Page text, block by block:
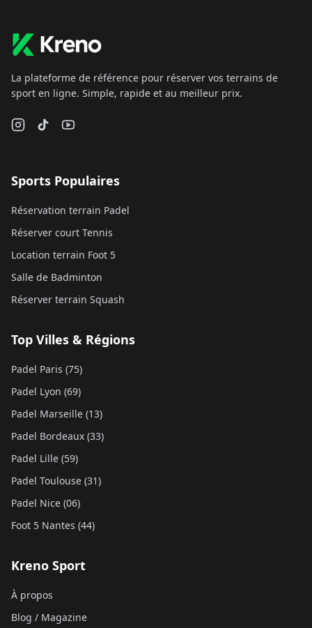
La plateforme de référence pour réserver vos terrains de
sport en ligne. Simple, rapide et au meilleur prix.
Sports Populaires
Réservation terrain Padel
Réserver court Tennis
Location terrain Foot 5
Salle de Badminton
Réserver terrain Squash
Top Villes & Régions
Padel Paris (75)
Padel Lyon (69)
Padel Marseille (13)
Padel Bordeaux (33)
Padel Lille (59)
Padel Toulouse (31)
Padel Nice (06)
Foot 5 Nantes (44)
Kreno Sport
À propos
Blog / Magazine